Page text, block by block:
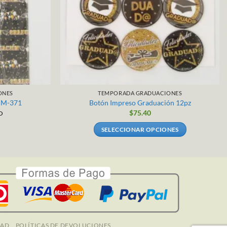
371
TEMPORADA GRADUACIONES
Botón Impreso Graduación 12pz
$75.40
SELECCIONAR OPCIONES
múltiples
variantes.
Las
opciones
POLÍTICAS DE DEVOLUCIONES